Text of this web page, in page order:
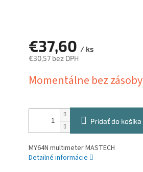
€37,60 / ks
€30,57 bez DPH
cena:
Momentálne bez zásoby
Pridať do košíka
MY64N multimeter MASTECH
Detailné informácie